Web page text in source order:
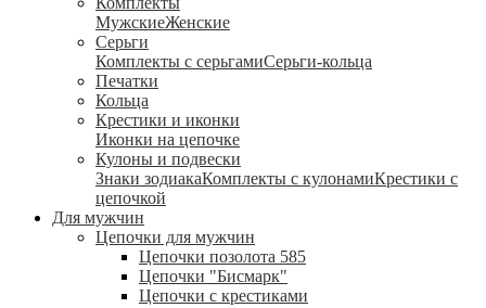
МужскиеЖенские
Серьги
Комплекты с серьгамиСерьги-кольца
Печатки
Кольца
Крестики и иконки
Иконки на цепочке
Кулоны и подвески
Знаки зодиакаКомплекты с кулонамиКрестики с
цепочкой
Для мужчин
Цепочки для мужчин
Цепочки позолота 585
Цепочки "Бисмарк"
Цепочки с крестиками